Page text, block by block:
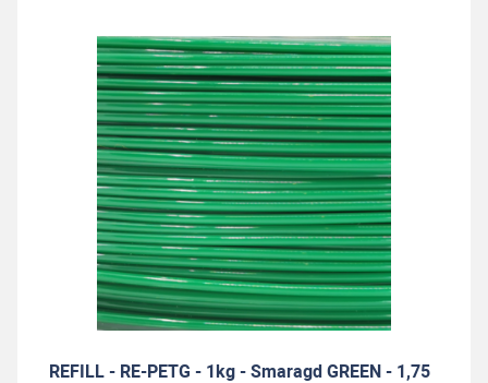
REFILL - RE-PETG - 1kg - Smaragd GREEN - 1,75